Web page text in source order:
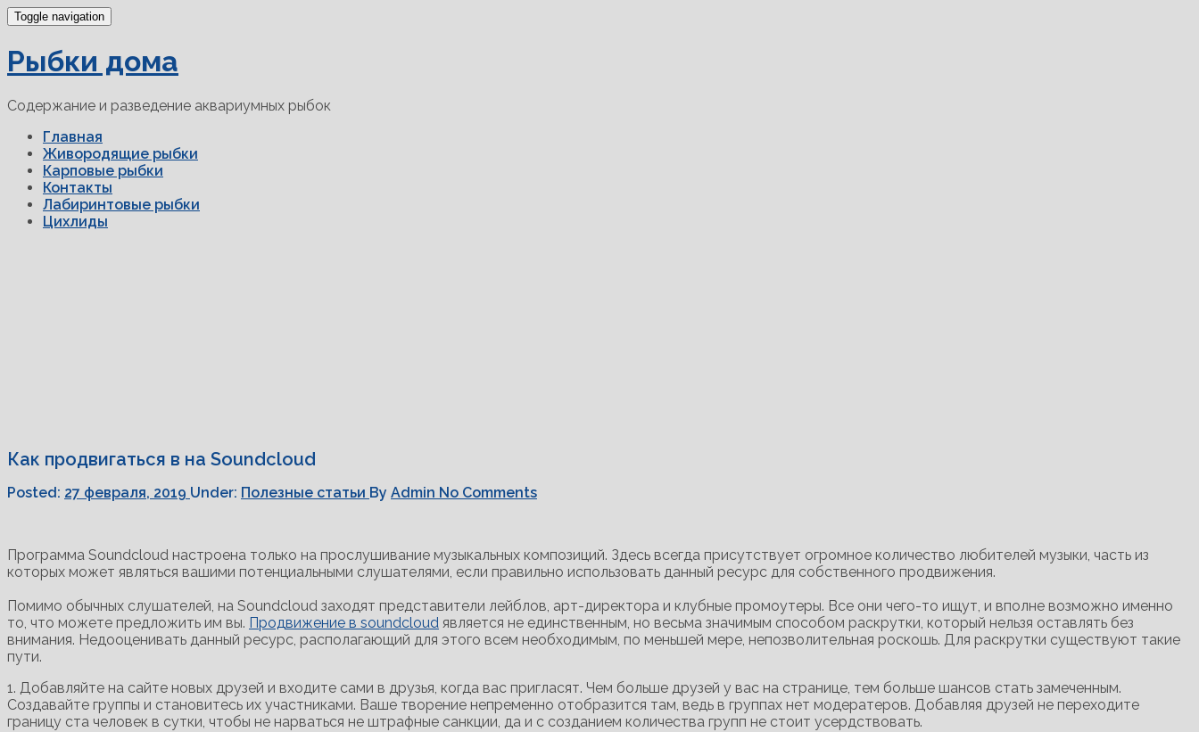
Toggle navigation
Рыбки дома
Содержание и разведение аквариумных рыбок
Главная
Живородящие рыбки
Карповые рыбки
Контакты
Лабиринтовые рыбки
Цихлиды
Как продвигаться в на Soundcloud
Posted: 27 февраля, 2019 Under: Полезные статьи By Admin No Comments
Программа Soundcloud настроена только на прослушивание музыкальных композиций. Здесь всегда присутствует огромное количество любителей музыки, часть из
которых может являться вашими потенциальными слушателями, если правильно использовать данный ресурс для собственного продвижения.
Помимо обычных слушателей, на Soundcloud заходят представители лейблов, арт-директора и клубные промоутеры. Все они чего-то ищут, и вполне возможно именно
то, что можете предложить им вы. Продвижение в soundcloud является не единственным, но весьма значимым способом раскрутки, который нельзя оставлять без
внимания. Недооценивать данный ресурс, располагающий для этого всем необходимым, по меньшей мере, непозволительная роскошь. Для раскрутки существуют такие
пути.
1. Добавляйте на сайте новых друзей и входите сами в друзья, когда вас пригласят. Чем больше друзей у вас на странице, тем больше шансов стать замеченным.
Создавайте группы и становитесь их участниками. Ваше творение непременно отобразится там, ведь в группах нет модератеров. Добавляя друзей не переходите
границу ста человек в сутки, чтобы не нарваться не штрафные санкции, да и с созданием количества групп не стоит усердствовать.